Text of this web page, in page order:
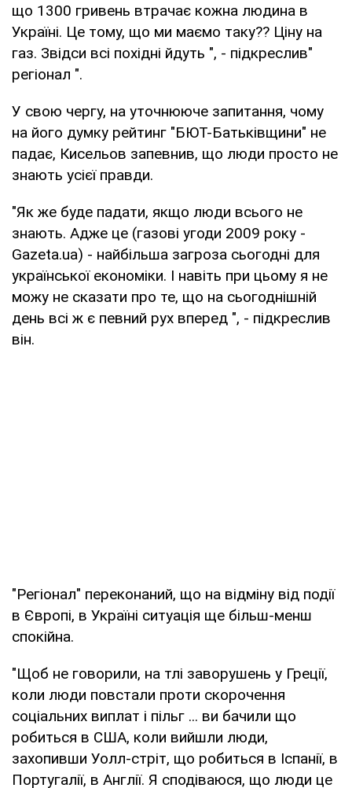
що 1300 гривень втрачає кожна людина в
Україні. Це тому, що ми маємо таку?? Ціну на
газ. Звідси всі похідні йдуть ", - підкреслив"
регіонал ".
У свою чергу, на уточнююче запитання, чому
на його думку рейтинг "БЮТ-Батьківщини" не
падає, Кисельов запевнив, що люди просто не
знають усієї правди.
"Як же буде падати, якщо люди всього не
знають. Адже це (газові угоди 2009 року -
Gazeta.ua) - найбільша загроза сьогодні для
української економіки. І навіть при цьому я не
можу не сказати про те, що на сьогоднішній
день всі ж є певний рух вперед ", - підкреслив
він.
"Регіонал" переконаний, що на відміну від події
в Європі, в Україні ситуація ще більш-менш
спокійна.
"Щоб не говорили, на тлі заворушень у Греції,
коли люди повстали проти скорочення
соціальних виплат і пільг ... ви бачили що
робиться в США, коли вийшли люди,
захопивши Уолл-стріт, що робиться в Іспанії, в
Португалії, в Англії. Я сподіваюся, що люди це